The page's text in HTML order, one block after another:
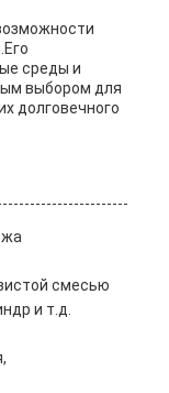
среды и
выбором для
долговечного
смесью
и т.д.